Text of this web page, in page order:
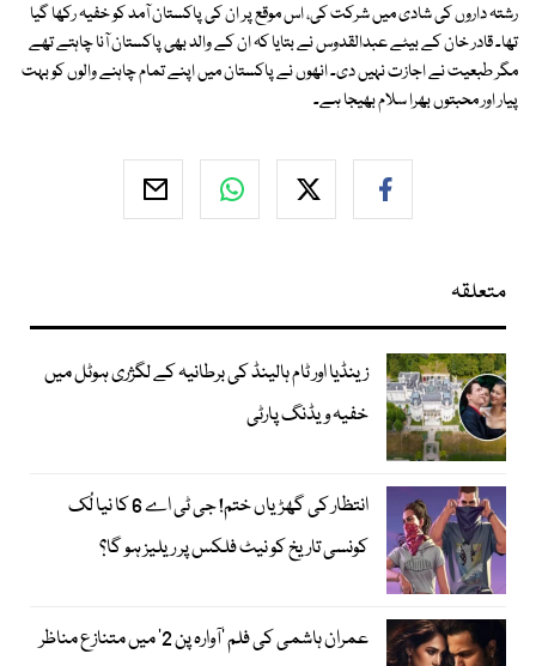
رشتہ داروں کی شادی میں شرکت کی، اس موقع پر ان کی پاکستان آمد کو خفیہ رکھا گیا
تھا۔ قادر خان کے بیٹے عبدالقدوس نے بتایا کہ ان کے والد بھی پاکستان آنا چاہتے تھے
مگر طبعیت نے اجازت نہیں دی۔ انھوں نے پاکستان میں اپنے تمام چاہنے والوں کو بہت
پیار اور محبتوں بھرا سلام بھیجا ہے۔
متعلقہ
زینڈیا اور ٹام ہالینڈ کی برطانیہ کے لگژری ہوٹل میں
خفیہ ویڈنگ پارٹی
انتظار کی گھڑیاں ختم! جی ٹی اے 6 کا نیا لُک
کونسی تاریخ کو نیٹ فلکس پر ریلیز ہو گا؟
عمران ہاشمی کی فلم ’آوارہ پن 2‘ میں متنازع مناظر